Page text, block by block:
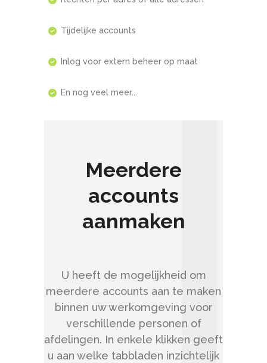
Tijdelijke accounts
Inlog voor extern beheer op maat
En nog veel meer...
Meerdere
accounts
aanmaken
U heeft de mogelijkheid om
meerdere accounts aan te maken
binnen uw werkomgeving voor
verschillende personen of
afdelingen. In enkele klikken geeft
u aan welke tabbladen inzichtelijk